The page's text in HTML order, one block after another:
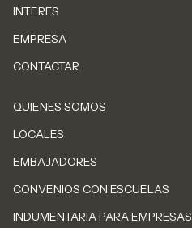
INTERES
EMPRESA
CONTACTAR
QUIENES SOMOS
LOCALES
EMBAJADORES
CONVENIOS CON ESCUELAS
INDUMENTARIA PARA EMPRESAS